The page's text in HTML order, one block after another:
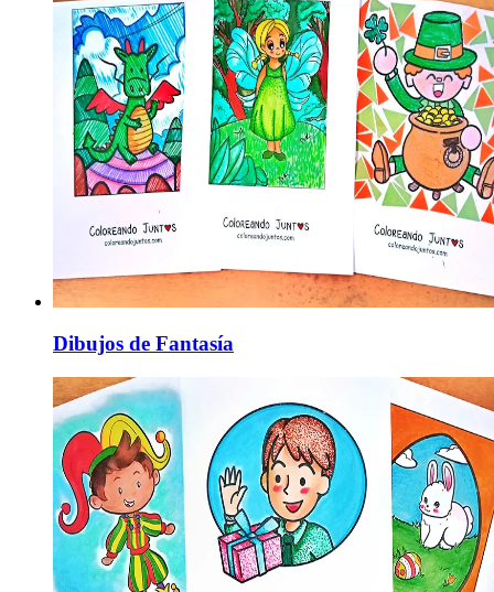
Dibujos de Fantasía